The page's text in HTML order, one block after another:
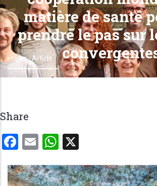
matière de santé
prendre le pas sur
Breadcrumb
Home-Article
Share
Facebook
EmailWhatsApp